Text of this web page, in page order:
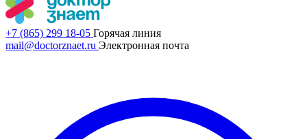
+7 (865) 299 18-05 Горячая линия
mail@doctorznaet.ru Электронная почта